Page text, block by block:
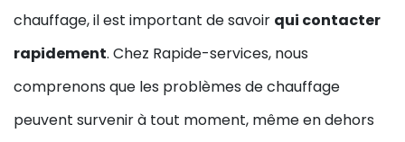
chauffage, il est important de savoir qui contacter
rapidement. Chez Rapide-services, nous
comprenons que les problèmes de chauffage
peuvent survenir à tout moment, même en dehors